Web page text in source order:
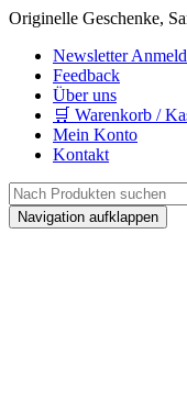
Originelle Geschenke,
Newsletter
Feedback
Über uns
🛒 Warenkorb /
Mein Konto
Kontakt
Navigation aufklappen